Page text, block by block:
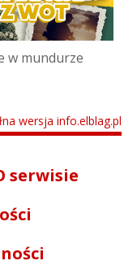
w mundurze
wersja info.elblag.pl
serwisie